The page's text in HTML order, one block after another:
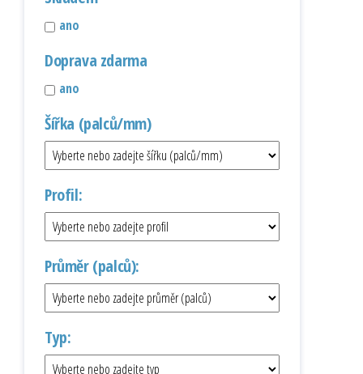
ano
Doprava zdarma
ano
Šířka (palců/mm)
Profil:
Průměr (palců):
Typ: